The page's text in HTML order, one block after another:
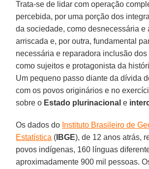
Trata-se de lidar com operação
percebida, por uma porção dos
da sociedade, como desnecessária e
arriscada e, por outra, fundamental
necessária e reparadora inclusão
como sujeitos e protagonista da
Um pequeno passo diante da dívida
com os povos originários e no
sobre o Estado plurinacional e
Os dados do Instituto Brasileiro de
Estatística ( IBGE), de 12 anos atrás,
povos indígenas, 160 línguas
aproximadamente 900 mil pessoas.